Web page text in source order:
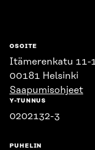
OSOITE
Itämerenkatu 11-
00181 Helsinki
Saapumisohjeet
Y-TUNNUS
0202132-3
PUHELIN